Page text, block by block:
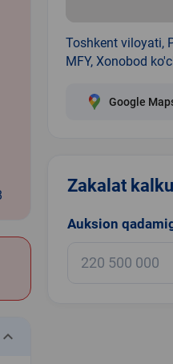
Toshkent viloyati,
MFY, Xonobod
Google
Zakalat
Auksion